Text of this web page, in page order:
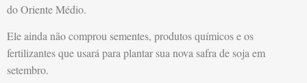
do Oriente Médio.
Ele ainda não comprou sementes, produtos químicos e os
fertilizantes que usará para plantar sua nova safra de soja em
setembro.